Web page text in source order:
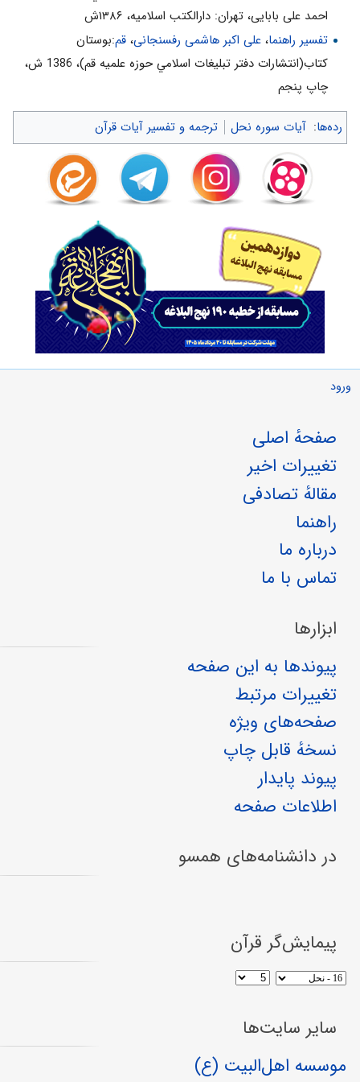
احمد علی بابایی، تهران: دارالکتب اسلامیه، ۱۳۸۶ش
تفسیر راهنما، علی اکبر هاشمی رفسنجانی، قم:بوستان
كتاب(انتشارات دفتر تبليغات اسلامي حوزه علميه قم)، 1386 ش‌،
چاپ پنجم‌
رده‌ها: آیات سوره نحل ترجمه و تفسیر آیات قرآن
ورود
صفحهٔ اصلی
تغییرات اخیر
مقالهٔ تصادفی
راهنما
درباره ما
تماس با ما
ابزارها
پیوندها به این صفحه
تغییرات مرتبط
صفحه‌های ویژه
نسخهٔ قابل چاپ
پیوند پایدار
اطلاعات صفحه
در دانشنامه‌های همسو
پیمایش‌گر قرآن
سایر سایت‌ها
موسسه اهل‌البیت (ع)